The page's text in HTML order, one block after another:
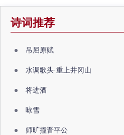
诗词推荐
吊屈原赋
水调歌头·重上井冈山
将进酒
咏雪
师旷撞晋平公